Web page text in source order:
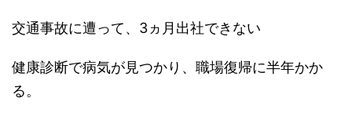
交通事故に遭って、3ヵ月出社できない
健康診断で病気が見つかり、職場復帰に半年かか
る。